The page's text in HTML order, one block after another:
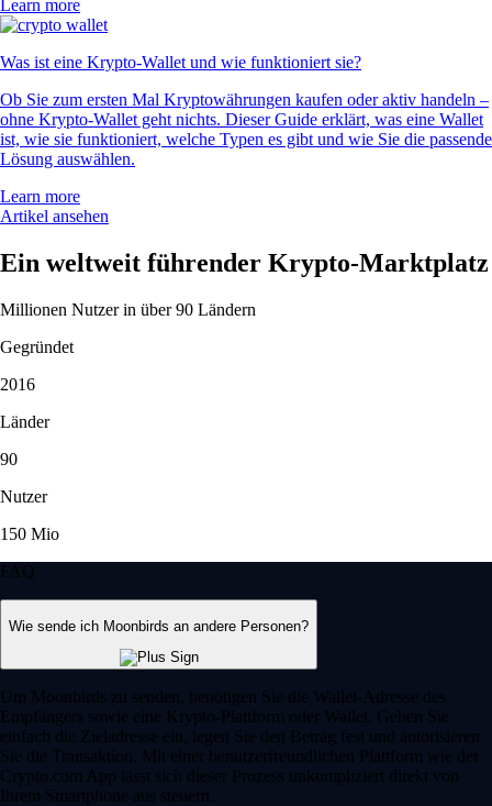
Learn more
Was ist eine Krypto-Wallet und wie funktioniert sie?
Ob Sie zum ersten Mal Kryptowährungen kaufen oder aktiv handeln –
ohne Krypto-Wallet geht nichts. Dieser Guide erklärt, was eine Wallet
ist, wie sie funktioniert, welche Typen es gibt und wie Sie die passende
Lösung auswählen.
Learn more
Artikel ansehen
Ein weltweit führender Krypto-Marktplatz
Millionen Nutzer in über 90 Ländern
Gegründet
2016
Länder
90
Nutzer
150 Mio
FAQ
Wie sende ich Moonbirds an andere Personen?
Um Moonbirds zu senden, benötigen Sie die Wallet-Adresse des
Empfängers sowie eine Krypto-Plattform oder Wallet. Geben Sie
einfach die Zieladresse ein, legen Sie den Betrag fest und autorisieren
Sie die Transaktion. Mit einer benutzerfreundlichen Plattform wie der
Crypto.com App lässt sich dieser Prozess unkompliziert direkt von
Ihrem Smartphone aus steuern.